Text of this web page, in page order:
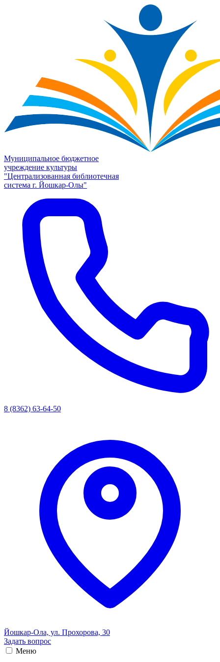
Муниципальное бюджетное
учреждение культуры
"Централизованная библиотечная
система г. Йошкар-Олы"
8 (8362) 63-64-50
Йошкар-Ола, ул. Прохорова, 30
Задать вопрос
Меню